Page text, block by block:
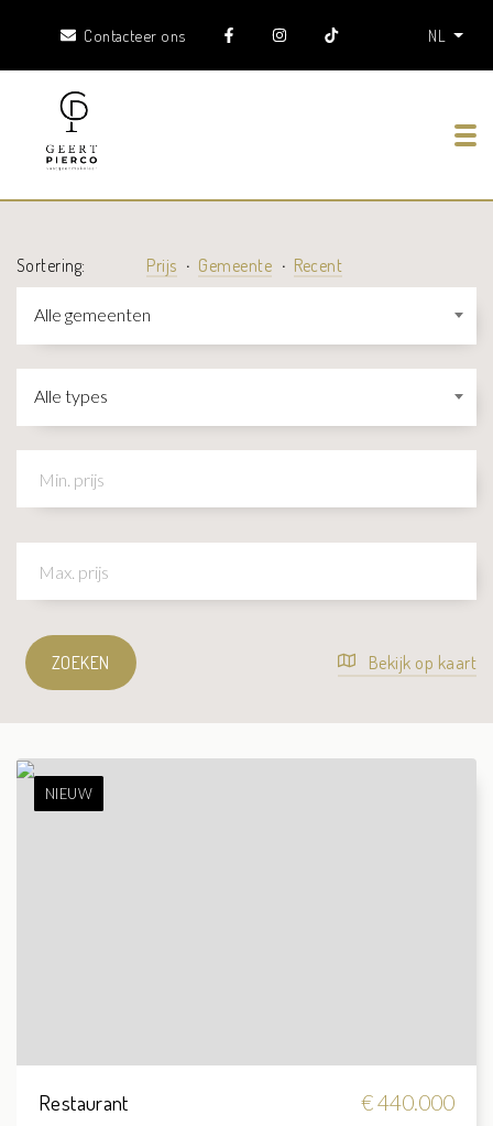
Contacteer ons NL
Sortering: Prijs Gemeente Recent
ZOEKEN Bekijk op kaart
NIEUW
Restaurant € 440.000